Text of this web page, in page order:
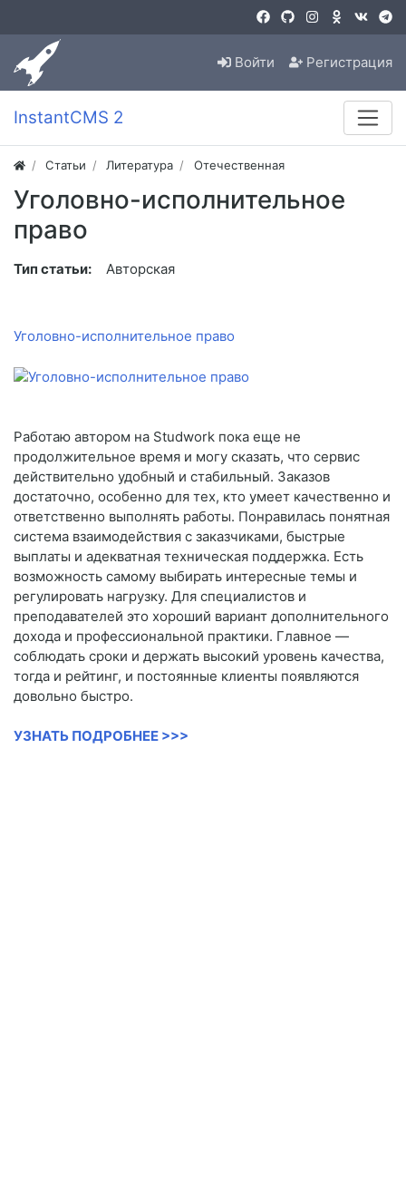
Войти Регистрация
InstantCMS 2
Статьи Литература Отечественная
Уголовно-исполнительное
право
Тип статьи: Авторская
Уголовно-исполнительное право
Работаю автором на Studwork пока еще не
продолжительное время и могу сказать, что сервис
действительно удобный и стабильный. Заказов
достаточно, особенно для тех, кто умеет качественно и
ответственно выполнять работы. Понравилась понятная
система взаимодействия с заказчиками, быстрые
выплаты и адекватная техническая поддержка. Есть
возможность самому выбирать интересные темы и
регулировать нагрузку. Для специалистов и
преподавателей это хороший вариант дополнительного
дохода и профессиональной практики. Главное —
соблюдать сроки и держать высокий уровень качества,
тогда и рейтинг, и постоянные клиенты появляются
довольно быстро.
УЗНАТЬ ПОДРОБНЕЕ >>>